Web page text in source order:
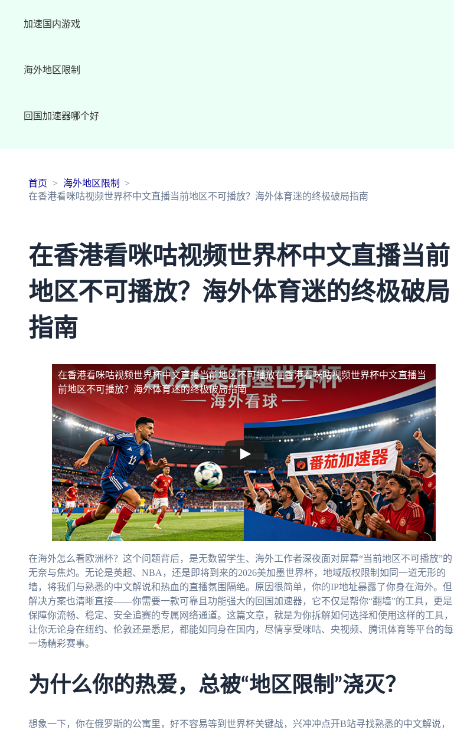
加速国内游戏
海外地区限制
回国加速器哪个好
首页
海外地区限制
在香港看咪咕视频世界杯中文直播当前地区不可播放？海外体育迷的终极破局指南
在香港看咪咕视频世界杯中文直播当前
地区不可播放？海外体育迷的终极破局
指南
在香港看咪咕视频世界杯中文直播当前地区不可播放在香港看咪咕视频世界杯中文直播当
前地区不可播放？海外体育迷的终极破局指南
在海外怎么看欧洲杯？这个问题背后，是无数留学生、海外工作者深夜面对屏幕“当前地区不可播放”的
无奈与焦灼。无论是英超、NBA，还是即将到来的2026美加墨世界杯，地域版权限制如同一道无形的
墙，将我们与熟悉的中文解说和热血的直播氛围隔绝。原因很简单，你的IP地址暴露了你身在海外。但
解决方案也清晰直接——你需要一款可靠且功能强大的回国加速器，它不仅是帮你“翻墙”的工具，更是
保障你流畅、稳定、安全追赛的专属网络通道。这篇文章，就是为你拆解如何选择和使用这样的工具，
让你无论身在纽约、伦敦还是悉尼，都能如同身在国内，尽情享受咪咕、央视频、腾讯体育等平台的每
一场精彩赛事。
为什么你的热爱，总被“地区限制”浇灭？
想象一下，你在俄罗斯的公寓里，好不容易等到世界杯关键战，兴冲冲点开B站寻找熟悉的中文解说，